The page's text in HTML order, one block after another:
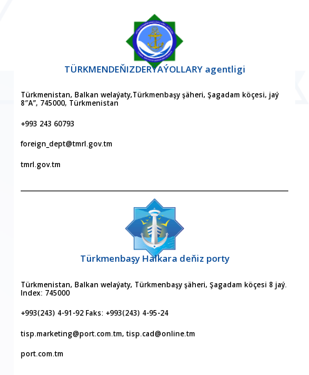
TÜRKMENDEŇIZDERÝAÝOLLARY agentligi
Türkmenistan, Balkan welaýaty,Türkmenbaşy şäheri, Şagadam köçesi, jaý
8″A”, 745000, Türkmenistan
+993 243 60793
foreign_dept@tmrl.gov.tm
tmrl.gov.tm
Türkmenbaşy Halkara deňiz porty
Türkmenistan, Balkan welaýaty, Türkmenbaşy şäheri, Şagadam köçesi 8 jaý.
Index: 745000
+993(243) 4-91-92 Faks: +993(243) 4-95-24
tisp.marketing@port.com.tm, tisp.cad@online.tm
port.com.tm